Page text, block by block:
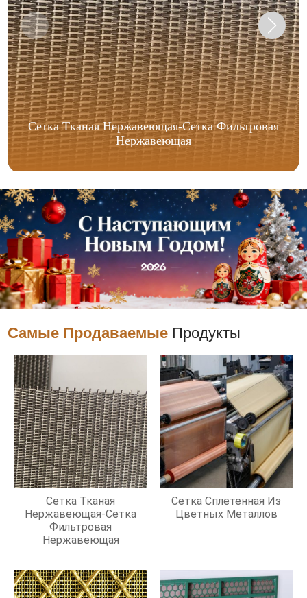
Сетка Тканая Нержавеющая-Сетка Фильтровая
Нержавеющая
Самые Продаваемые Продукты
Сетка Тканая
Нержавеющая-Сетка
Фильтровая
Нержавеющая
Сетка Сплетенная Из
Цветных Металлов